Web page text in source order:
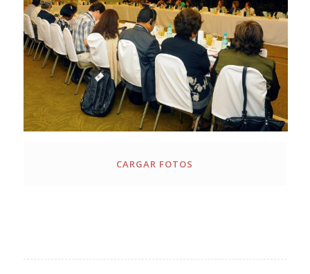
CARGAR FOTOS